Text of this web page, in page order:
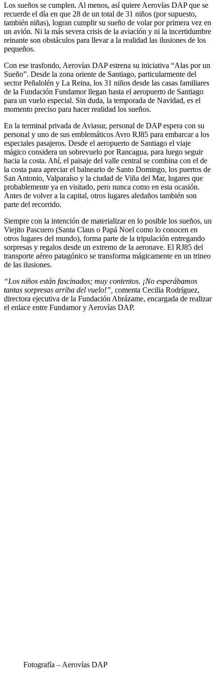
Los sueños se cumplen. Al menos, así quiere Aerovías DAP que se
recuerde el día en que 28 de un total de 31 niños (por supuesto,
también niñas), logran cumplir su sueño de volar por primera vez en
un avión. Ni la más severa crisis de la aviación y ni la incertidumbre
reinante son obstáculos para llevar a la realidad las ilusiones de los
pequeños.
Con ese trasfondo, Aerovías DAP estrena su iniciativa “Alas por un
Sueño”. Desde la zona oriente de Santiago, particularmente del
sector Peñalolén y La Reina, los 31 niños desde las casas familiares
de la Fundación Fundamor llegan hasta el aeropuerto de Santiago
para un vuelo especial. Sin duda, la temporada de Navidad, es el
momento preciso para hacer realidad los sueños.
En la terminal privada de Aviasur, personal de DAP espera con su
personal y uno de sus emblemáticos Avro RJ85 para embarcar a los
especiales pasajeros. Desde el aeropuerto de Santiago el viaje
mágico considera un sobrevuelo por Rancagua, para luego seguir
hacia la costa. Ahí, el paisaje del valle central se combina con el de
la costa para apreciar el balneario de Santo Domingo, los puertos de
San Antonio, Valparaíso y la ciudad de Viña del Mar, lugares que
probablemente ya en visitado, pero nunca como en esta ocasión.
Antes de volver a la capital, otros lugares aledaños también son
parte del recorrido.
Siempre con la intención de materializar en lo posible los sueños, un
Viejito Pascuero (Santa Claus o Papá Noel como lo conocen en
otros lugares del mundo), forma parte de la tripulación entregando
sorpresas y regalos desde un extremo de la aeronave. El RJ85 del
transporte aéreo patagónico se transforma mágicamente en un trineo
de las ilusiones.
“Los niños están fascinados; muy contentos. ¡No esperábamos
tantas sorpresas arriba del vuelo!”, comenta Cecilia Rodríguez,
directora ejecutiva de la Fundación Abrázame, encargada de realizar
el enlace entre Fundamor y Aerovías DAP.
Fotografía – Aerovías DAP